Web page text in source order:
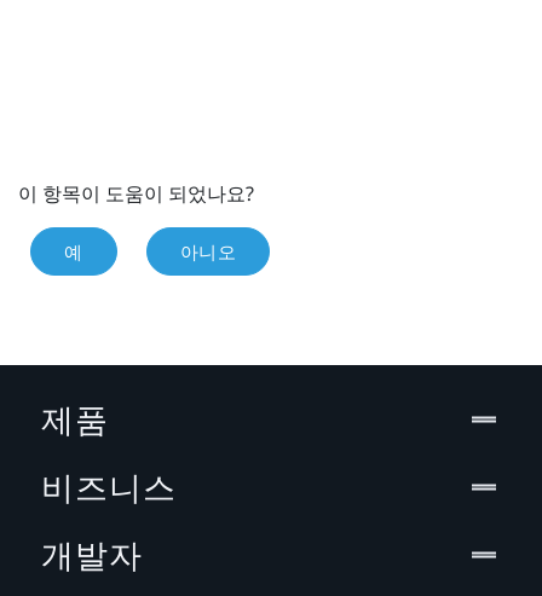
이 항목이 도움이 되었나요?
예 아니오
제품
비즈니스
개발자